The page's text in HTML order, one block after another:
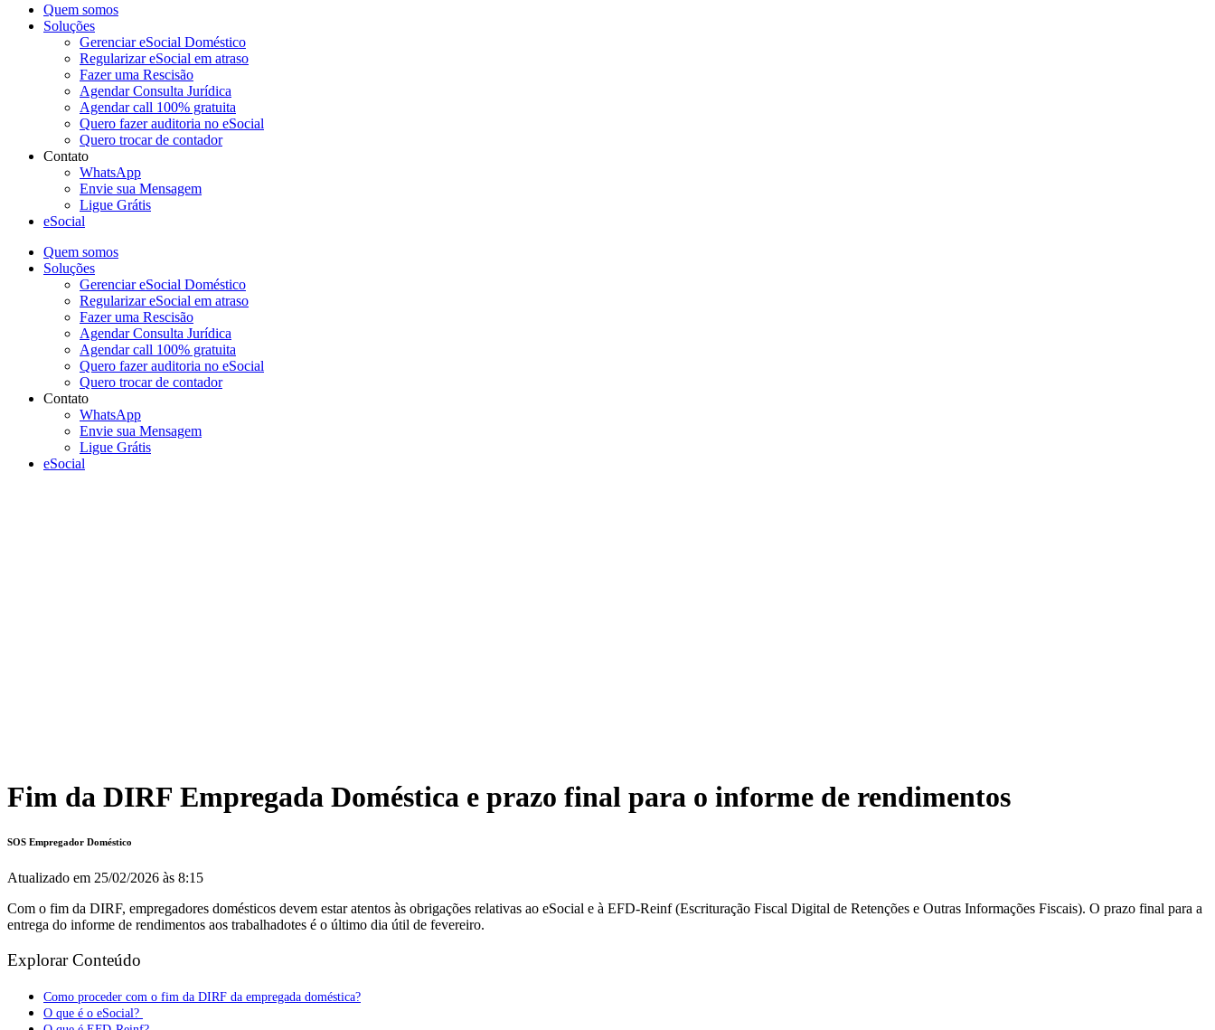
Quem somos
Soluções
Gerenciar eSocial Doméstico
Regularizar eSocial em atraso
Fazer uma Rescisão
Agendar Consulta Jurídica
Agendar call 100% gratuita
Quero fazer auditoria no eSocial
Quero trocar de contador
Contato
WhatsApp
Envie sua Mensagem
Ligue Grátis
eSocial
Quem somos
Soluções
Gerenciar eSocial Doméstico
Regularizar eSocial em atraso
Fazer uma Rescisão
Agendar Consulta Jurídica
Agendar call 100% gratuita
Quero fazer auditoria no eSocial
Quero trocar de contador
Contato
WhatsApp
Envie sua Mensagem
Ligue Grátis
eSocial
Fim da DIRF Empregada Doméstica e prazo final para o informe de rendimentos
SOS Empregador Doméstico
Atualizado em 25/02/2026 às 8:15
Com o fim da DIRF, empregadores domésticos devem estar atentos às obrigações relativas ao eSocial e à EFD-Reinf (Escrituração Fiscal Digital de Retenções e Outras Informações Fiscais). O prazo final para a
entrega do informe de rendimentos aos trabalhadotes é o último dia útil de fevereiro.
Explorar Conteúdo
Como proceder com o fim da DIRF da empregada doméstica?
O que é o eSocial?